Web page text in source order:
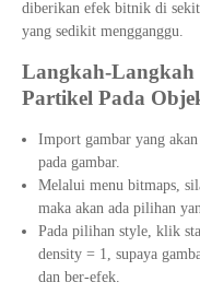
diberikan efek bitnik di
yang sedikit mengganggu.
Langkah-Langkah
Partikel Pada
Import gambar yang
pada gambar.
Melalui menu bitmaps,
maka akan ada pilihan
Pada pilihan style, klik
density = 1, supaya
dan ber-efek.